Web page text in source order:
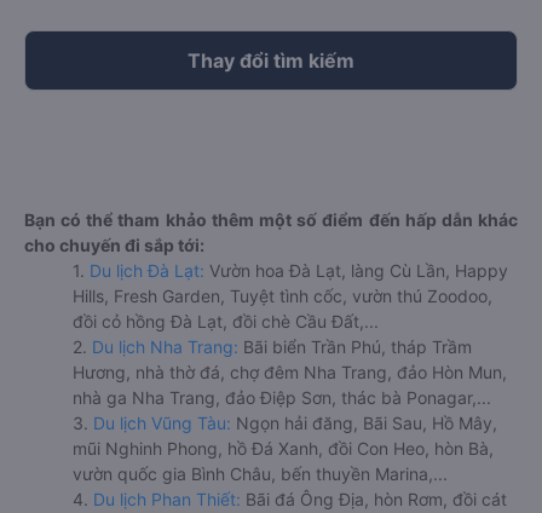
Thay đổi tìm kiếm
Bạn có thể tham khảo thêm một số điểm đến hấp dẫn khác
cho chuyến đi sắp tới:
1. Du lịch Đà Lạt: Vườn hoa Đà Lạt, làng Cù Lần, Happy
Hills, Fresh Garden, Tuyệt tình cốc, vườn thú Zoodoo,
đồi cỏ hồng Đà Lạt, đồi chè Cầu Đất,...
2. Du lịch Nha Trang: Bãi biển Trần Phú, tháp Trầm
Hương, nhà thờ đá, chợ đêm Nha Trang, đảo Hòn Mun,
nhà ga Nha Trang, đảo Điệp Sơn, thác bà Ponagar,...
3. Du lịch Vũng Tàu: Ngọn hải đăng, Bãi Sau, Hồ Mây,
mũi Nghinh Phong, hồ Đá Xanh, đồi Con Heo, hòn Bà,
vườn quốc gia Bình Châu, bến thuyền Marina,...
4. Du lịch Phan Thiết: Bãi đá Ông Địa, hòn Rơm, đồi cát